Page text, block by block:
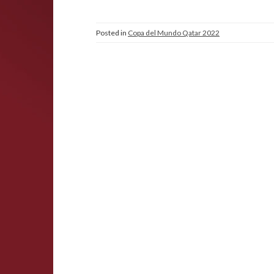
Posted in Copa del Mundo Qatar 2022